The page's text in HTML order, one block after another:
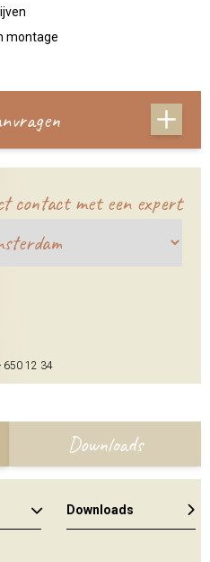
montage
contact met een expert
650 12 34
Downloads
Downloads